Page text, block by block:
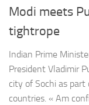
Modi meets
tightrope
Indian Prime
President Vladimir
city of Sochi as
countries. « Am